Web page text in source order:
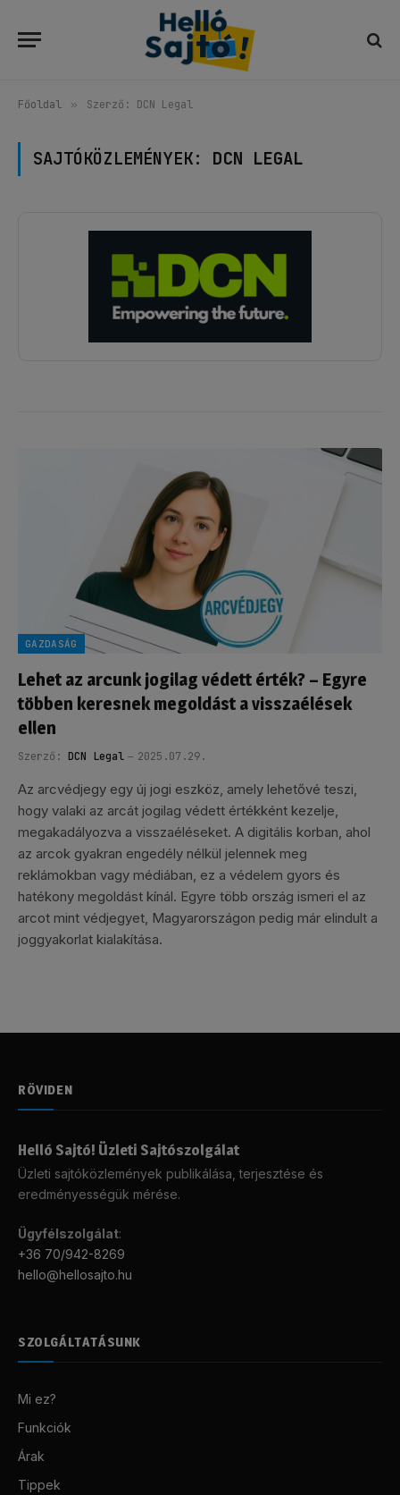
Főoldal » Szerző: DCN Legal
SAJTÓKÖZLEMÉNYEK: DCN LEGAL
GAZDASÁG
Lehet az arcunk jogilag védett érték? – Egyre
többen keresnek megoldást a visszaélések
ellen
Szerző: DCN Legal 2025.07.29.
Az arcvédjegy egy új jogi eszköz, amely lehetővé teszi,
hogy valaki az arcát jogilag védett értékként kezelje,
megakadályozva a visszaéléseket. A digitális korban, ahol
az arcok gyakran engedély nélkül jelennek meg
reklámokban vagy médiában, ez a védelem gyors és
hatékony megoldást kínál. Egyre több ország ismeri el az
arcot mint védjegyet, Magyarországon pedig már elindult a
joggyakorlat kialakítása.
RÖVIDEN
Helló Sajtó! Üzleti Sajtószolgálat
Üzleti sajtóközlemények publikálása, terjesztése és
eredményességük mérése.
Ügyfélszolgálat:
+36 70/942-8269
hello@hellosajto.hu
SZOLGÁLTATÁSUNK
Mi ez?
Funkciók
Árak
Tippek